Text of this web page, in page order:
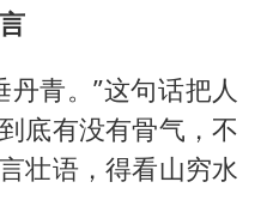
伊朗最高领袖将任命数名高级指挥官
警惕！我国境内发现多起“Sorry”勒索病毒攻击事件
青。”这句话把人
底有没有骨气，不
壮语，得看山穷水